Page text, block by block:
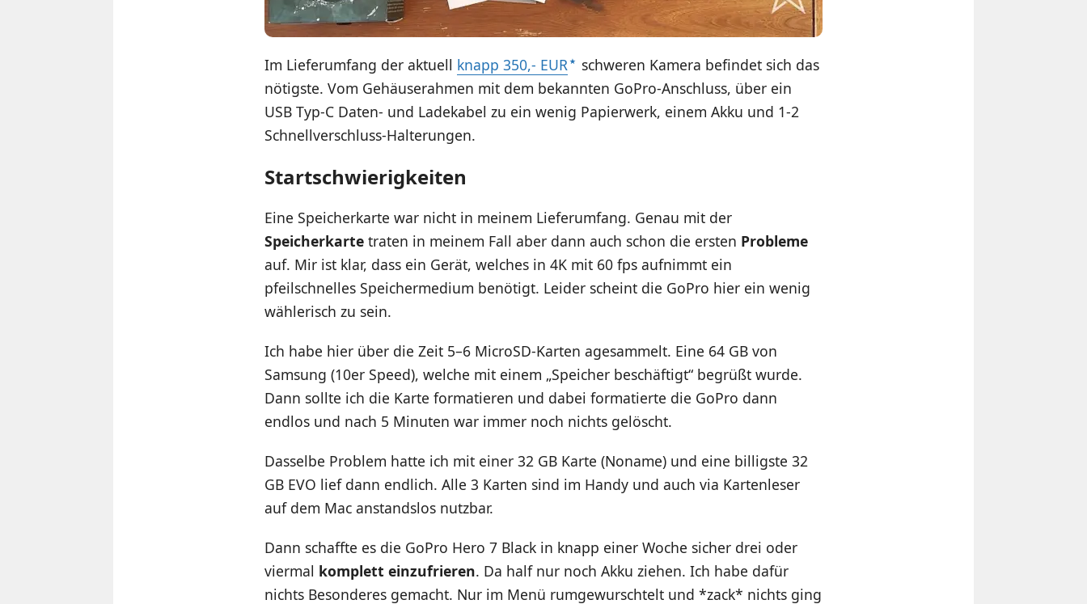
Im Lieferumfang der aktuell knapp 350,- EUR
schweren Kamera befindet sich das
nötigste. Vom Gehäuserahmen mit dem bekannten GoPro-Anschluss, über ein
USB Typ-C Daten- und Ladekabel zu ein wenig Papierwerk, einem Akku und 1-2
Schnellverschluss-Halterungen.
Startschwierigkeiten
Eine Speicherkarte war nicht in meinem Lieferumfang. Genau mit der
Speicherkartetraten in meinem Fall aber dann auch schon die ersten Probleme
auf. Mir ist klar, dass ein Gerät, welches in 4K mit 60 fps aufnimmt ein
pfeilschnelles Speichermedium benötigt. Leider scheint die GoPro hier ein wenig
wählerisch zu sein.
Ich habe hier über die Zeit 5–6 MicroSD-Karten agesammelt. Eine 64 GB von
Samsung (10er Speed), welche mit einem „Speicher beschäftigt“ begrüßt wurde.
Dann sollte ich die Karte formatieren und dabei formatierte die GoPro dann
endlos und nach 5 Minuten war immer noch nichts gelöscht.
Dasselbe Problem hatte ich mit einer 32 GB Karte (Noname) und eine billigste 32
GB EVO lief dann endlich. Alle 3 Karten sind im Handy und auch via Kartenleser
auf dem Mac anstandslos nutzbar.
Dann schaffte es die GoPro Hero 7 Black in knapp einer Woche sicher drei oder
viermal komplett einzufrieren. Da half nur noch Akku ziehen. Ich habe dafür
nichts Besonderes gemacht. Nur im Menü rumgewurschtelt und *zack* nichts ging